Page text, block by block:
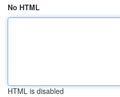
No HTML
HTML is disabled